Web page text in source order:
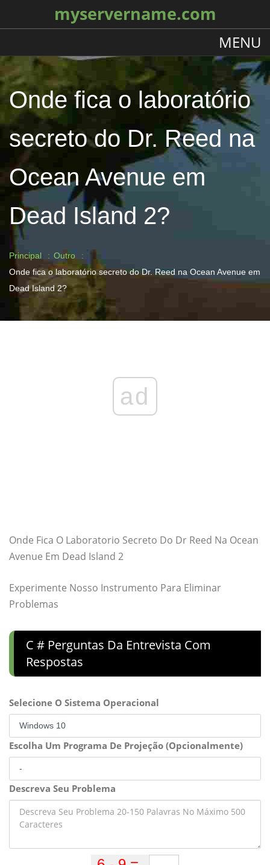
myservername.com
MENU
Onde fica o laboratório
secreto do Dr. Reed na
Ocean Avenue em
Dead Island 2?
Principal
Outro
Onde fica o laboratório secreto do Dr. Reed na Ocean Avenue em
Dead Island 2?
ad
Onde Fica O Laboratorio Secreto Do Dr Reed Na Ocean
Avenue Em Dead Island 2
Experimente Nosso Instrumento Para Eliminar
Problemas
C # Perguntas Da Entrevista Com
Respostas
Selecione O Sistema Operacional
Escolha Um Programa De Projeção (Opcionalmente)
Descreva Seu Problema